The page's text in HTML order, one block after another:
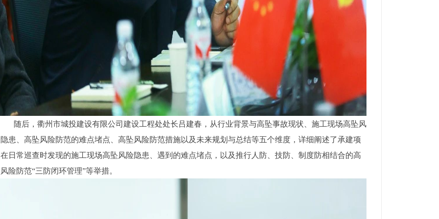
随后，衢州市城投建设有限公司建设工程处处长吕建春，从行业背景与高坠事故现状、施工现场高坠风
患、高坠风险防范的难点堵点、高坠风险防范措施以及未来规划与总结等五个维度，详细阐述了承建项
日常巡查时发现的施工现场高坠风险隐患、遇到的难点堵点，以及推行人防、技防、制度防相结合的高
险防范“三防闭环管理”等举措。